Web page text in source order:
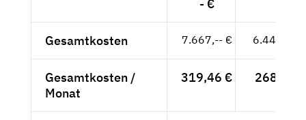
- €
Gesamtkosten 7.667,-- € 6.442,86
Gesamtkosten /
Monat
319,46 € 268,45 €